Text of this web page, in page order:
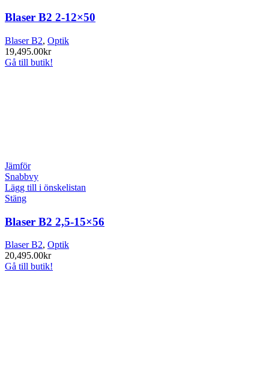
Blaser B2 2-12×50
Blaser B2, Optik
19,495.00kr
Gå till butik!
Jämför
Snabbvy
Lägg till i önskelistan
Stäng
Blaser B2 2,5-15×56
Blaser B2, Optik
20,495.00kr
Gå till butik!